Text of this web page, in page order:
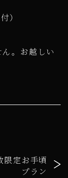
）
。お越しい
限定お手頃
プラン